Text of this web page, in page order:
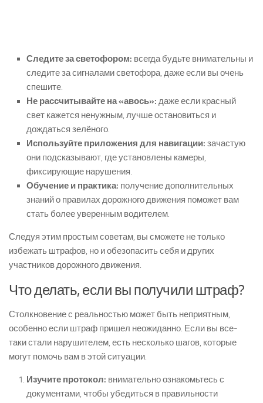
Следите за светофором: всегда будьте внимательны и
следите за сигналами светофора, даже если вы очень
спешите.
Не рассчитывайте на «авось»: даже если красный
свет кажется ненужным, лучше остановиться и
дождаться зелёного.
Используйте приложения для навигации: зачастую
они подсказывают, где установлены камеры,
фиксирующие нарушения.
Обучение и практика: получение дополнительных
знаний о правилах дорожного движения поможет вам
стать более уверенным водителем.
Следуя этим простым советам, вы сможете не только
избежать штрафов, но и обезопасить себя и других
участников дорожного движения.
Что делать, если вы получили штраф?
Столкновение с реальностью может быть неприятным,
особенно если штраф пришел неожиданно. Если вы все-
таки стали нарушителем, есть несколько шагов, которые
могут помочь вам в этой ситуации.
Изучите протокол: внимательно ознакомьтесь с
документами, чтобы убедиться в правильности